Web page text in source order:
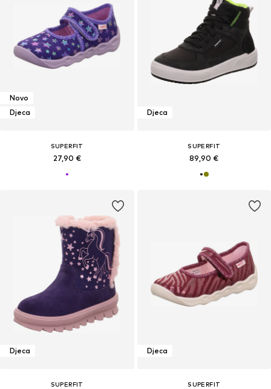
Novo
Djeca
SUPERFIT
27,90 €
Djeca
SUPERFIT
89,90 €
Djeca
SUPERFIT
Djeca
SUPERFIT